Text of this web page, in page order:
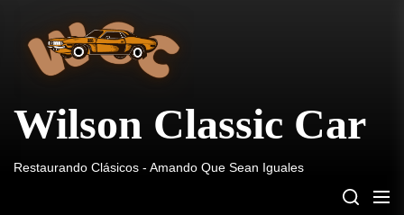
content
Wilson Classic Car
Restaurando Clásicos - Amando Que Sean Iguales